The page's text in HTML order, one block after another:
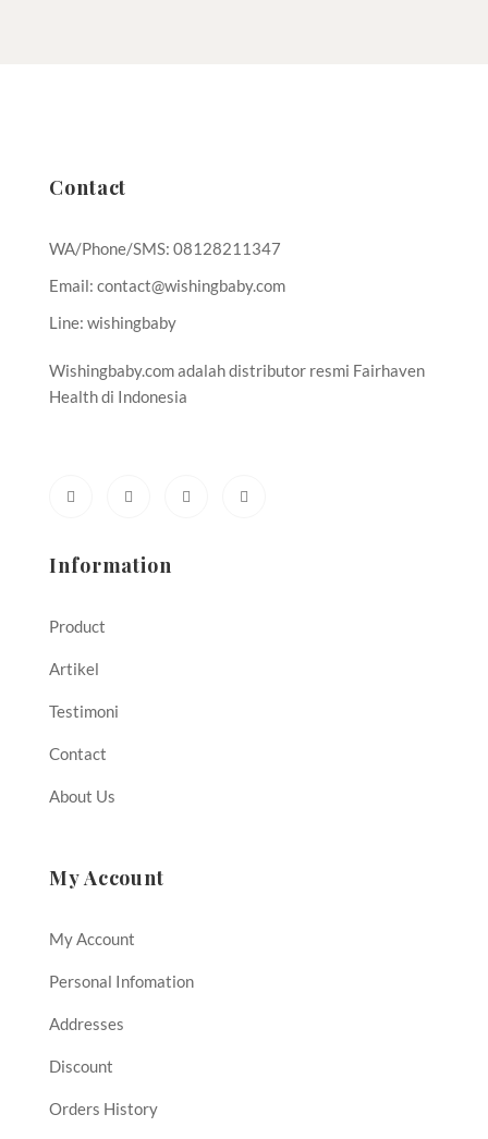
Contact
WA/Phone/SMS: 08128211347
Email: contact@wishingbaby.com
Line: wishingbaby
Wishingbaby.com adalah distributor resmi Fairhaven
Health di Indonesia
Information
Product
Artikel
Testimoni
Contact
About Us
My Account
My Account
Personal Infomation
Addresses
Discount
Orders History